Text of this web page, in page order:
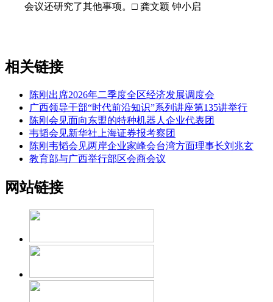
会议还研究了其他事项。□ 龚文颖 钟小启
相关链接
陈刚出席2026年二季度全区经济发展调度会
广西领导干部“时代前沿知识”系列讲座第135讲举行
陈刚会见面向东盟的特种机器人企业代表团
韦韬会见新华社上海证券报考察团
陈刚韦韬会见两岸企业家峰会台湾方面理事长刘兆玄
教育部与广西举行部区会商会议
网站链接